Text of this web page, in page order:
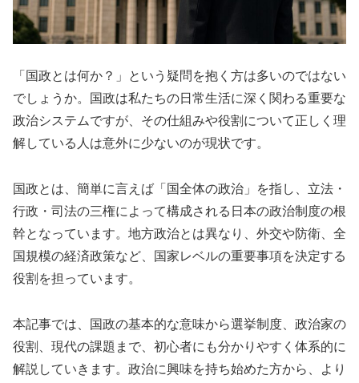
「国政とは何か？」という疑問を抱く方は多いのではない
でしょうか。国政は私たちの日常生活に深く関わる重要な
政治システムですが、その仕組みや役割について正しく理
解している人は意外に少ないのが現状です。
国政とは、簡単に言えば「国全体の政治」を指し、立法・
行政・司法の三権によって構成される日本の政治制度の根
幹となっています。地方政治とは異なり、外交や防衛、全
国規模の経済政策など、国家レベルの重要事項を決定する
役割を担っています。
本記事では、国政の基本的な意味から選挙制度、政治家の
役割、現代の課題まで、初心者にも分かりやすく体系的に
解説していきます。政治に興味を持ち始めた方から、より